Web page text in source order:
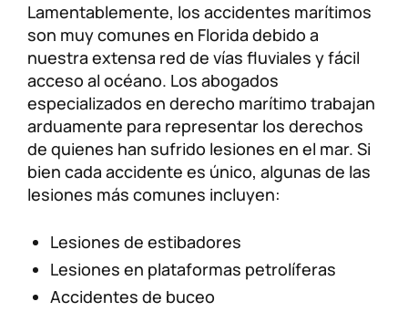
Lamentablemente, los accidentes marítimos
son muy comunes en Florida debido a
nuestra extensa red de vías fluviales y fácil
acceso al océano. Los abogados
especializados en derecho marítimo trabajan
arduamente para representar los derechos
de quienes han sufrido lesiones en el mar. Si
bien cada accidente es único, algunas de las
lesiones más comunes incluyen:
Lesiones de estibadores
Lesiones en plataformas petrolíferas
Accidentes de buceo